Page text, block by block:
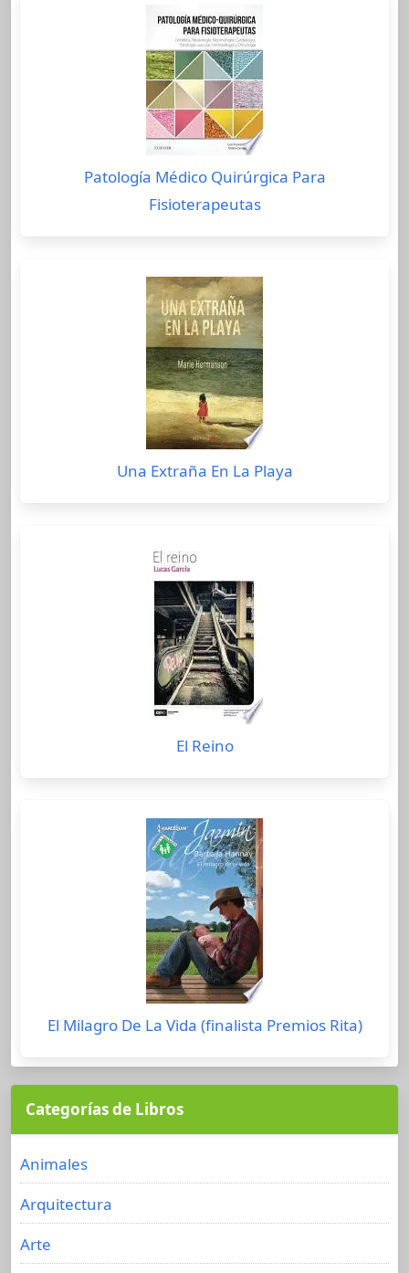
Patología Médico Quirúrgica Para
Fisioterapeutas
Una Extraña En La Playa
El Reino
El Milagro De La Vida (finalista Premios Rita)
Categorías de Libros
Animales
Arquitectura
Arte